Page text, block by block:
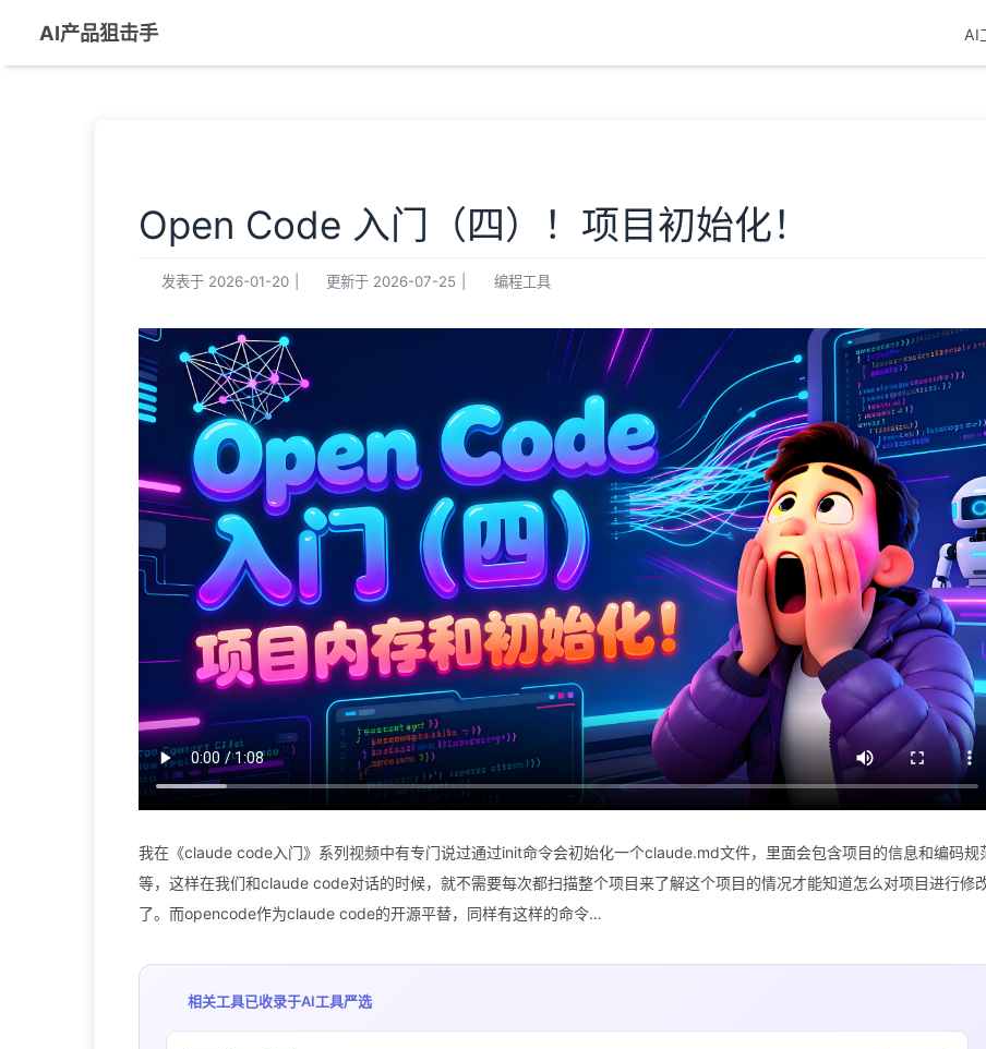
AI产品狙击手 AI
Open Code 入门（四）！项目初始化！
发表于 2026-01-20 更新于 2026-07-25 编程工具
我在《claude code入门》系列视频中有专门说过通过init命令会初始化一个claude.md文件，里面会包含项目的信息和编码规
等，这样在我们和claude code对话的时候，就不需要每次都扫描整个项目来了解这个项目的情况才能知道怎么对项目进行修
了。而opencode作为claude code的开源平替，同样有这样的命令…
相关工具已收录于AI工具严选